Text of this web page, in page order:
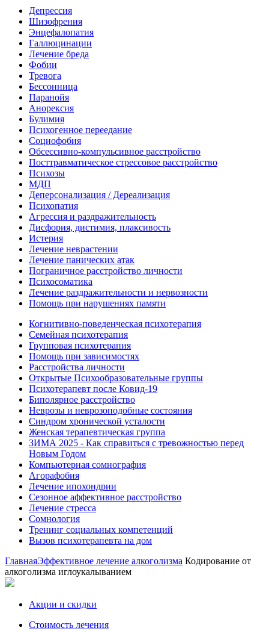
Депрессия
Шизофрения
Энцефалопатия
Галлюцинации
Лечение бреда
Фобии
Тревога
Бессонница
Паранойя
Анорексия
Булимия
Психогенное переедание
Социофобия
Обсессивно-компульсивное расстройство
Посттравматическое стрессовое расстройство
Психозы
МДП
Деперсонализация / Дереализация
Психопатия
Агрессия и раздражительность
Дисфория, дистимия, плаксивость
Истерия
Лечение неврастении
Лечение панических атак
Пограничное расстройство личности
Психосоматика
Лечение раздражительности и нервозности
Помощь при нарушениях памяти
Когнитивно-поведенческая психотерапия
Семейная психотерапия
Групповая психотерапия
Помощь при зависимостях
Расстройства личности
Открытые Психообразовательные группы
Психотерапевт после Ковид-19
Биполярное расстройство
Неврозы и неврозоподобные состояния
Синдром хронической усталости
Женская терапевтическая группа
ЗИМА 2025 - Как справиться с тревожностью перед
Новым Годом
Компьютерная сомнография
Агорафобия
Лечение ипохондрии
Сезонное аффективное расстройство
Лечение стресса
Сомнология
Тренинг социальных компетенций
Вызов психотерапевта на дом
ГлавнаяЭффективное лечение алкоголизма Кодирование от
алкоголизма иглоукалыванием
Акции и скидки
Стоимость лечения